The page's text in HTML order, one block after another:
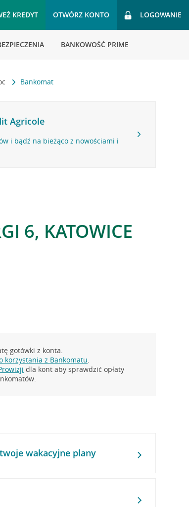
KREDYT OTWÓRZ KONTO LOGOWANIE
BANKOWOŚĆ PRIME
Bankomat
Agricole
i bądź na bieżąco z nowościami i
6, KATOWICE
gotówki z konta.
korzystania z Bankomatu.
dla kont aby sprawdzić opłaty
wakacyjne plany